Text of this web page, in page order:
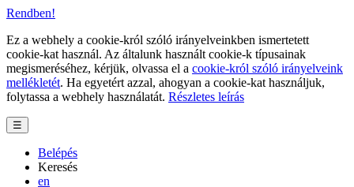
Rendben!
Ez a webhely a cookie-król szóló irányelveinkben ismertetett
cookie-kat használ. Az általunk használt cookie-k típusainak
megismeréséhez, kérjük, olvassa el a cookie-król szóló irányelveink
mellékletét. Ha egyetért azzal, ahogyan a cookie-kat használjuk,
folytassa a webhely használatát. Részletes leírás
☰
Belépés
Keresés
en